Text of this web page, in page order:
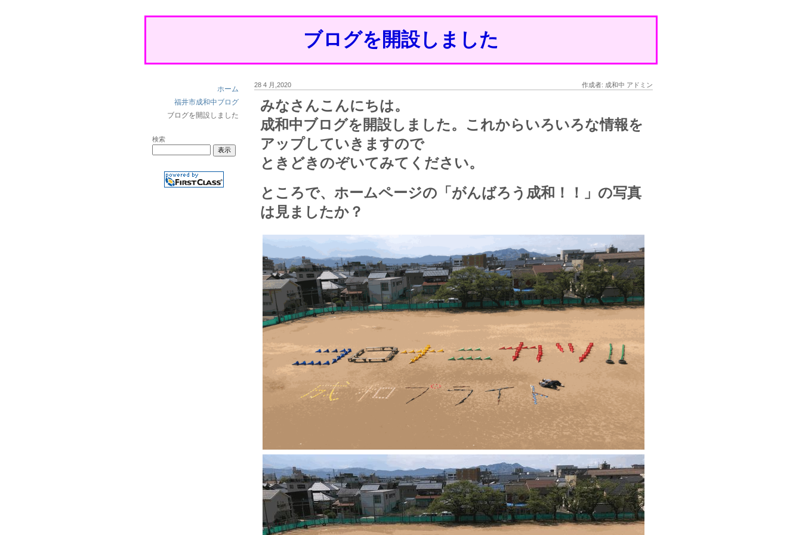
ブログを開設しました
ホーム
福井市成和中ブログ
ブログを開設しました
検索
28 4 月,2020 作成者: 成和中 アドミン
みなさんこんにちは。
成和中ブログを開設しました。これからいろいろな情報を
アップしていきますので
ときどきのぞいてみてください。
ところで、ホームページの「がんばろう成和！！」の写真
は見ましたか？